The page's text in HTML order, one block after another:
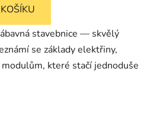
stavebnice — skvělý
se základy elektřiny,
které stačí jednoduše